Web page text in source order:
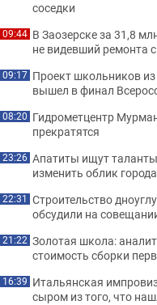
соседки
09:44 В Заозерске за 31,8
не видевший ремонта
09:17 Проект школьников
вышел в финал
08:20 Гидрометцентр
прекратятся
23:26 Апатиты ищут
изменить облик
22:31 Строительство
обсудили на
21:22 Золотая школа:
стоимость сборки
16:39 Итальянская
сыром из того, что